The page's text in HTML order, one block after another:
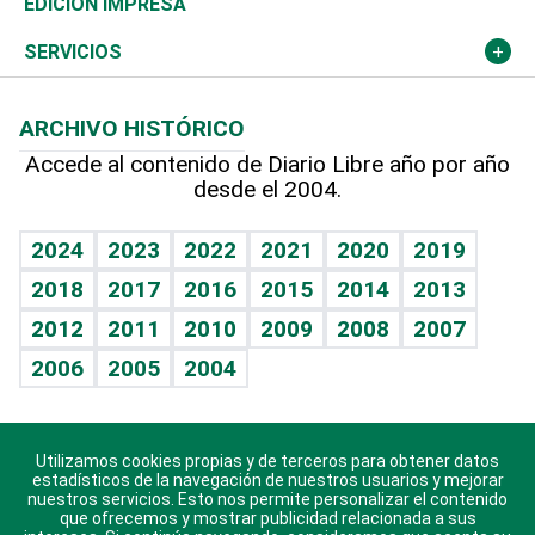
Resto del mundo
Economía personal
Podcast Arte Libre
Hablando con el pediatra
Vida y familia
Eñe
Celebrando la vida
Sin complejos
En pocas palabras
Escuchando al corazón
Economía Personal
Más deportes
Línea de hit
BRV
TBT Deportivo
El Espía
Más firmas
Cambio climático
Opinión
Hecho en casa
Guía del dinero
SERVICIOS
Cumpleaños
Horóscopos
Juegos
ARCHIVO HISTÓRICO
Accede al contenido de Diario Libre año por año
desde el 2004.
2024 2023 2022 2021 2020
2019
2018
2017 2016 2015 2014
2013
2012
2011 2010 2009 2008
2007
2006
2005 2004
Descarga nuestras aplicaciones para Android, iOS y
sistema Huawei.
Utilizamos cookies propias y de terceros para obtener datos
estadísticos de la navegación de nuestros usuarios y mejorar
nuestros servicios. Esto nos permite personalizar el contenido
que ofrecemos y mostrar publicidad relacionada a sus